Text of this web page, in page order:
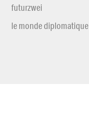
futurzwei
le monde diplomatique